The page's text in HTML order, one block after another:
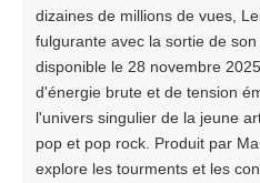
dizaines de millions de vues,
fulgurante avec la sortie de son
disponible le 28 novembre
d'énergie brute et de tension
l'univers singulier de la jeune
pop et pop rock. Produit par
explore les tourments et les